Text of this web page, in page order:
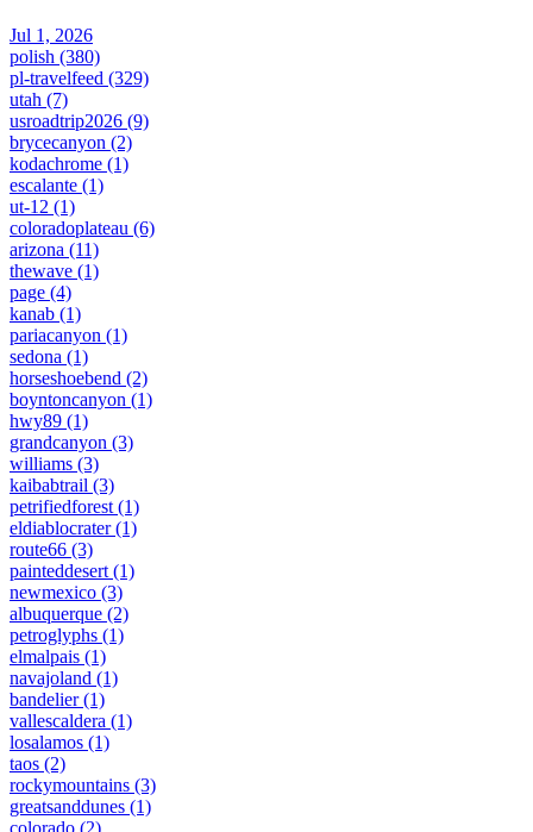
Jul 1, 2026
polish (380)
pl-travelfeed (329)
utah (7)
usroadtrip2026 (9)
brycecanyon (2)
kodachrome (1)
escalante (1)
ut-12 (1)
coloradoplateau (6)
arizona (11)
thewave (1)
page (4)
kanab (1)
pariacanyon (1)
sedona (1)
horseshoebend (2)
boyntoncanyon (1)
hwy89 (1)
grandcanyon (3)
williams (3)
kaibabtrail (3)
petrifiedforest(1)
eldiablocrater(1)
route66 (3)
painteddesert(1)
newmexico (3)
albuquerque (2)
petroglyphs (1)
elmalpais (1)
navajoland (1)
bandelier(1)
vallescaldera (1)
losalamos (1)
taos (2)
rockymountains (3)
greatsanddunes (1)